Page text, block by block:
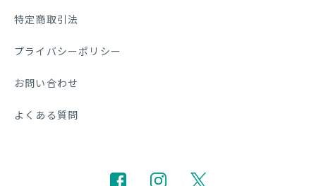
特定商取引法
プライバシーポリシー
お問い合わせ
よくある質問